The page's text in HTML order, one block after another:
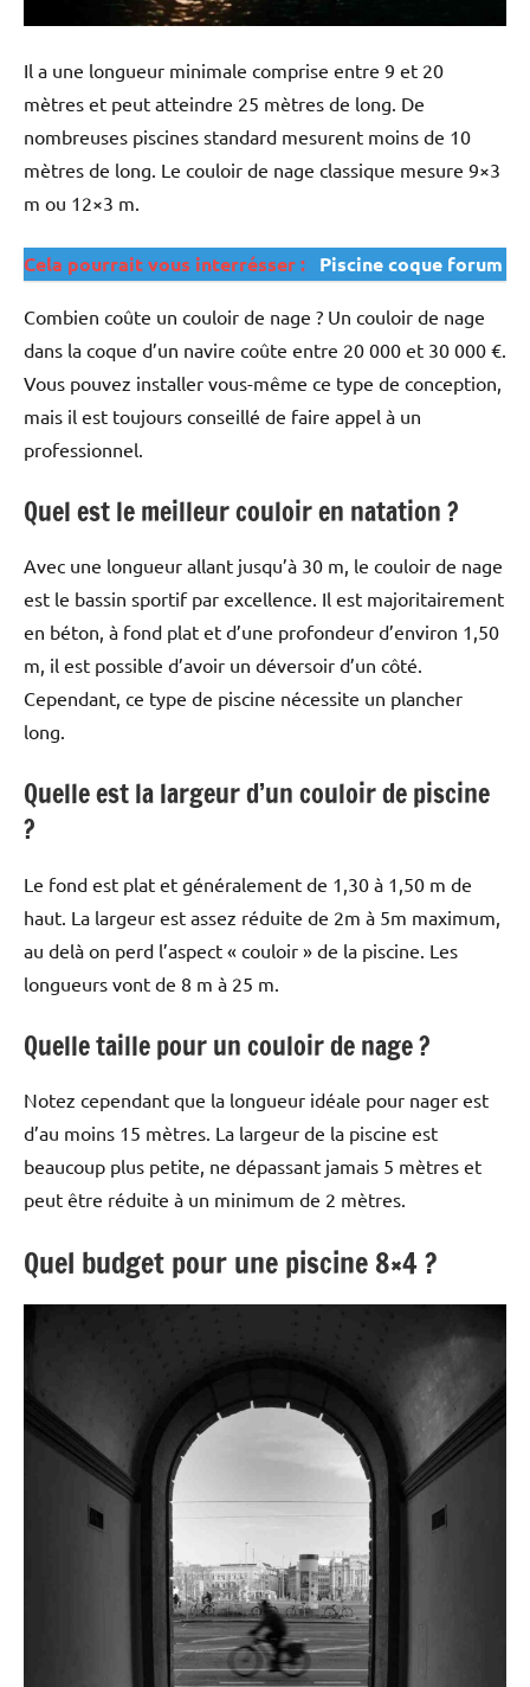
Il a une longueur minimale comprise entre 9 et 20
mètres et peut atteindre 25 mètres de long. De
nombreuses piscines standard mesurent moins de 10
mètres de long. Le couloir de nage classique mesure 9×3
m ou 12×3 m.
Cela pourrait vous interrésser : Piscine coque forum
Combien coûte un couloir de nage ? Un couloir de nage
dans la coque d’un navire coûte entre 20 000 et 30 000 €.
Vous pouvez installer vous-même ce type de conception,
mais il est toujours conseillé de faire appel à un
professionnel.
Quel est le meilleur couloir en natation ?
Avec une longueur allant jusqu’à 30 m, le couloir de nage
est le bassin sportif par excellence. Il est majoritairement
en béton, à fond plat et d’une profondeur d’environ 1,50
m, il est possible d’avoir un déversoir d’un côté.
Cependant, ce type de piscine nécessite un plancher
long.
Quelle est la largeur d’un couloir de piscine
?
Le fond est plat et généralement de 1,30 à 1,50 m de
haut. La largeur est assez réduite de 2m à 5m maximum,
au delà on perd l’aspect « couloir » de la piscine. Les
longueurs vont de 8 m à 25 m.
Quelle taille pour un couloir de nage ?
Notez cependant que la longueur idéale pour nager est
d’au moins 15 mètres. La largeur de la piscine est
beaucoup plus petite, ne dépassant jamais 5 mètres et
peut être réduite à un minimum de 2 mètres.
Quel budget pour une piscine 8×4 ?